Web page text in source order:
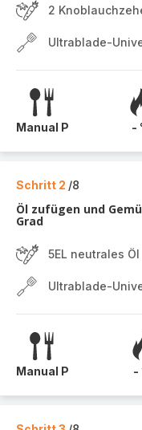
2
Ultrablade-
Manual P -
Schritt 2 /8
Öl zufügen und
Grad
5EL neutrales Öl
Ultrablade-
Manual P -